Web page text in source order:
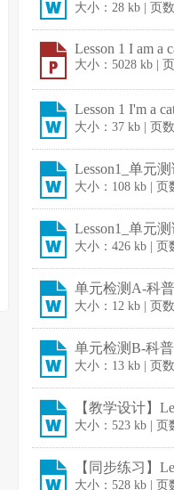
大小：28 kb | 页
Lesson 1 I am a
大小：5028 kb |
Lesson 1 I'm a
大小：37 kb | 页
Lesson1_单元
大小：108 kb |
Lesson1_单元
大小：426 kb |
单元检测A-科
大小：12 kb | 页
单元检测B-科
大小：13 kb | 页
【教学设计】
大小：523 kb |
【同步练习】
大小：528 kb |